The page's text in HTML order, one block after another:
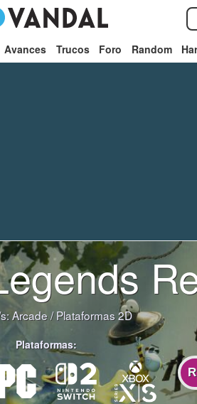
Avances Trucos Foro Random
Arcade/Plataformas 2D
Plataformas: